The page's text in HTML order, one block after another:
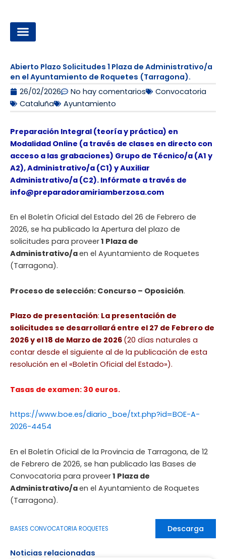
contenido
Abierto Plazo Solicitudes 1 Plaza de Administrativo/a
en el Ayuntamiento de Roquetes (Tarragona).
26/02/2026
No hay comentarios
Convocatoria
Cataluña
Ayuntamiento
Preparación Integral (teoría y práctica) en
Modalidad Online (a través de clases en directo con
acceso a las grabaciones) Grupo de Técnico/a (A1 y
A2), Administrativo/a (C1) y Auxiliar
Administrativo/a (C2). Infórmate a través de
info@preparadoramiriamberzosa.com
En el Boletín Oficial del Estado del 26 de Febrero de
2026, se ha publicado la Apertura del plazo de
solicitudes para proveer1 Plaza de
Administrativo/aen el Ayuntamiento de Roquetes
(Tarragona).
Proceso de selección: Concurso – Oposición.
Plazo de presentación: La presentación de
solicitudes se desarrollará entre el 27 de Febrero de
2026 y el 18 de Marzo de 2026 (20 días naturales a
contar desde el siguiente al de la publicación de esta
resolución en el «Boletín Oficial del Estado»).
Tasas de examen: 30 euros.
https://www.boe.es/diario_boe/txt.php?id=BOE-A-
2026-4454
En el Boletín Oficial de la Provincia de Tarragona, de 12
de Febrero de 2026, se han publicado las Bases de
Convocatoria para proveer1 Plaza de
Administrativo/aen el Ayuntamiento de Roquetes
(Tarragona).
BASES CONVOCATORIA ROQUETES Descarga
Noticias relacionadas